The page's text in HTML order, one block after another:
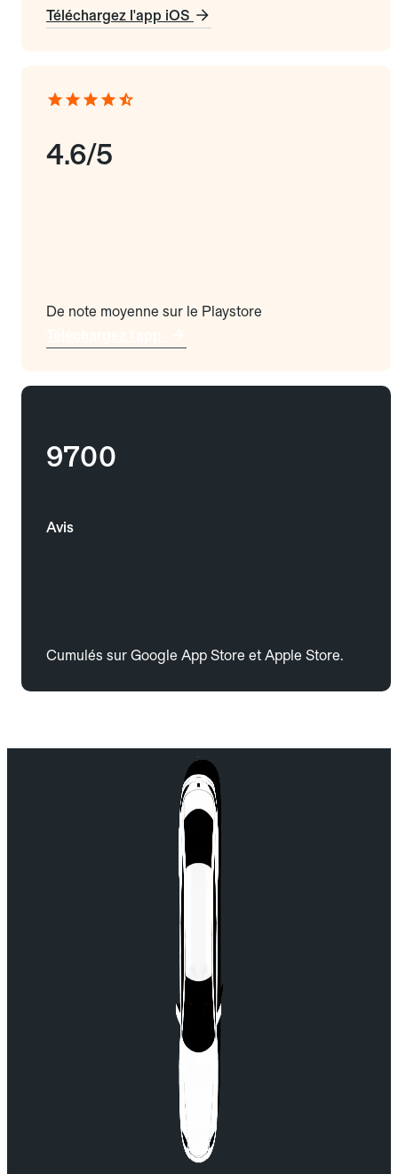
Téléchargez l'app iOS
4.6/5
De note moyenne sur le Playstore
9700
Avis
Cumulés sur Google App Store et Apple Store.